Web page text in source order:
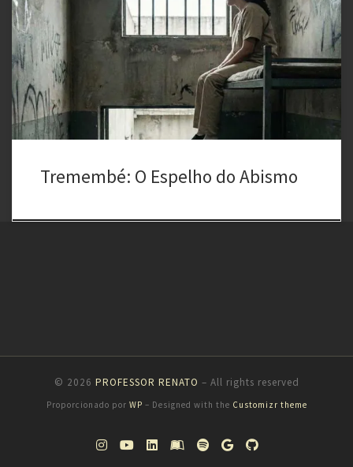
O Espelho do Abismo e a Sedução da Sombra: Por que Tremembé
fascina tanta gemte? Recentemente, as manchetes foram tomadas
pela polêmica em torno do “Diário de Tremembé: O Presídio dos
Famosos”. A obra, escrita pelo ex-prefeito Acir Filló no cárcere, teve
sua circulação vetada pela Justiça, mas não antes […]
Tremembé: O Espelho do Abismo
© 2026 PROFESSOR RENATO – All rights reserved
Proporcionado por WP – Designed with the Customizr theme